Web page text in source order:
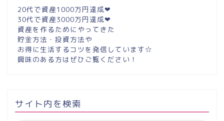
20代で資産1000万円達成❤︎
30代で資産3000万円達成❤︎
資産を作るためにやってきた
貯金方法・投資方法や
お得に生活するコツを発信しています☆
興味のある方はぜひご覧ください！
サイト内を検索